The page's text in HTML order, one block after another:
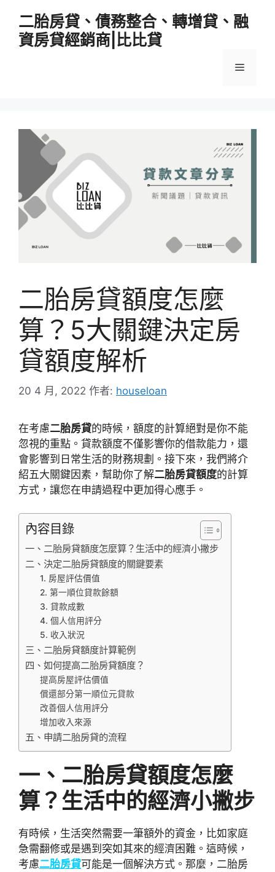
二胎房貸、債務整合、轉增貸、融
資房貸經銷商|比比貸
選
二胎房貸額度怎麼
算？5大關鍵決定房
貸額度解析
20 4 月, 2022 作者: houseloan
在考慮二胎房貸的時候，額度的計算絕對是你不能
忽視的重點。貸款額度不僅影響你的借款能力，還
會影響到日常生活的財務規劃。接下來，我們將介
紹五大關鍵因素，幫助你了解二胎房貸額度的計算
方式，讓您在申請過程中更加得心應手。
內容目錄
一、二胎房貸額度怎麼算？生活中的經濟小撇步
二、決定二胎房貸額度的關鍵要素
1. 房屋評估價值
2. 第一順位貸款餘額
3. 貸款成數
4. 個人信用評分
5. 收入狀況
三、二胎房貸額度計算範例
四、如何提高二胎房貸額度？
提高房屋評估價值
償還部分第一順位元貸款
改善個人信用評分
增加收入來源
五、申請二胎房貸的流程
一、二胎房貸額度怎麼
算？生活中的經濟小撇步
有時候，生活突然需要一筆額外的資金，比如家庭
急需翻修或是遇到突如其來的經濟困難。這時候，
考慮二胎房貸可能是一個解決方式。那麼，二胎房